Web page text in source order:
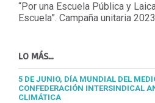
“Por una Escuela Pública y
Escuela”. Campaña unitaria 2023
LO MÁS…
5 DE JUNIO, DÍA MUNDIAL DEL
CONFEDERACIÓN INTERSINDICAL
CLIMÁTICA